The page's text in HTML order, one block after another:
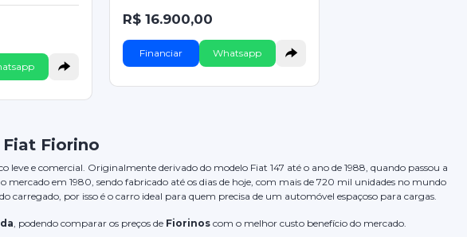
R$ 16.900,00
Financiar Whatsapp
Fiat Fiorino
leve e comercial. Originalmente derivado do modelo Fiat 147 até o ano de 1988, quando passou a
mercado em 1980, sendo fabricado até os dias de hoje, com mais de 720 mil unidades no mundo
por isso é o carro ideal para quem precisa de um automóvel espaçoso para cargas.
, podendo comparar os preços de Fiorinoscom o melhor custo benefício do mercado.